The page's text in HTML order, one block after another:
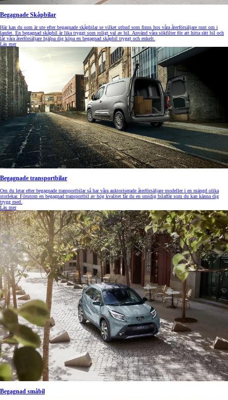
Begagnade Skåpbilar
Här kan du som är ute efter begagnade skåpbilar se vilket utbud som finns hos våra återförsäljare runt om i
landet. En begagnad skåpbil är lika tryggt som roligt val av bil. Använd våra sökfilter för att hitta rätt bil och
låt våra återförsäljare hjälpa dig köpa en begagnad skåpbil tryggt och enkelt.
Läs mer
Begagnade transportbilar
Om du letar efter begagnade transportbilar så har våra auktoriserade återförsäljare modeller i en mängd olika
storlekar. Förutom en begagnad transportbil av hög kvalitet får du en smidig bilaffär som du kan känna dig
trygg med.
Läs mer
Begagnad småbil